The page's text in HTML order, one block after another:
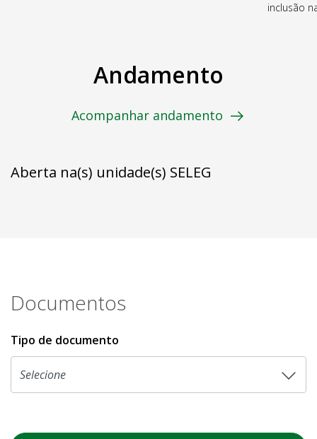
inclusão
Andamento
Acompanhar andamento
Aberta na(s) unidade(s) SELEG
Documentos
Tipo de documento